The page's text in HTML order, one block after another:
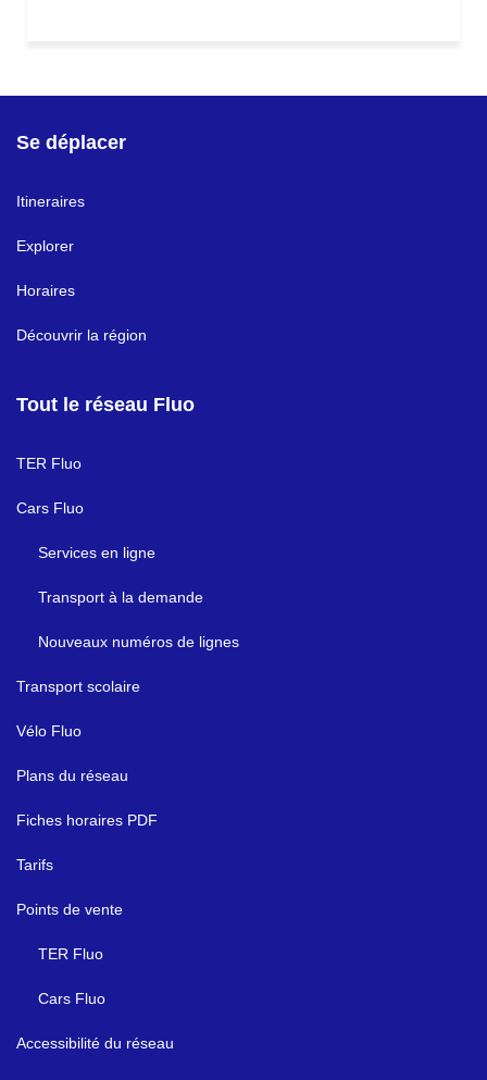
Se déplacer
Itineraires
Explorer
Horaires
Découvrir la région
Tout le réseau Fluo
TER Fluo
Cars Fluo
Services en ligne
Transport à la demande
Nouveaux numéros de lignes
Transport scolaire
Vélo Fluo
Plans du réseau
Fiches horaires PDF
Tarifs
Points de vente
TER Fluo
Cars Fluo
Accessibilité du réseau